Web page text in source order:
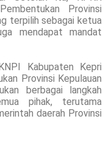
Provinsi
terpilih sebagai ketua
mendapat mandat
Kabupaten Kepri
Provinsi Kepulauan
berbagai langkah
pihak, terutama
daerah Provinsi